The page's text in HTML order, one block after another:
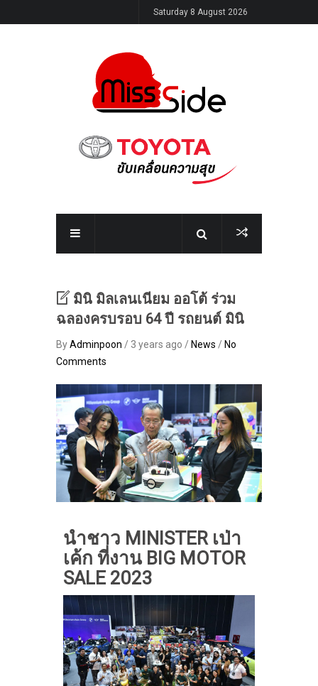
Saturday 8 August 2026
มินิ มิลเลนเนียม ออโต้ ร่วม
ฉลองครบรอบ 64 ปี รถยนต์ มินิ
ByAdminpoon / 3 years ago / News / No
Comments
นำชาว MINISTER เป่า
เค้ก ที่งาน BIG MOTOR
SALE 2023